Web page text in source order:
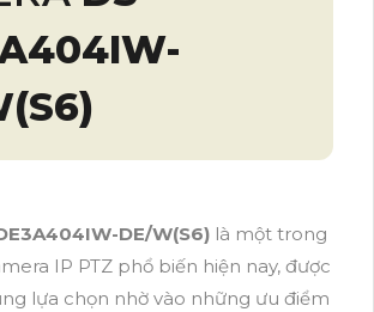
DE/W(S6) là một trong
IP PTZ phổ biến hiện nay, được
lựa chọn nhờ vào những ưu điểm